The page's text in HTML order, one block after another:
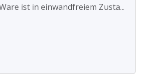
ist in einwandfreiem Zusta...